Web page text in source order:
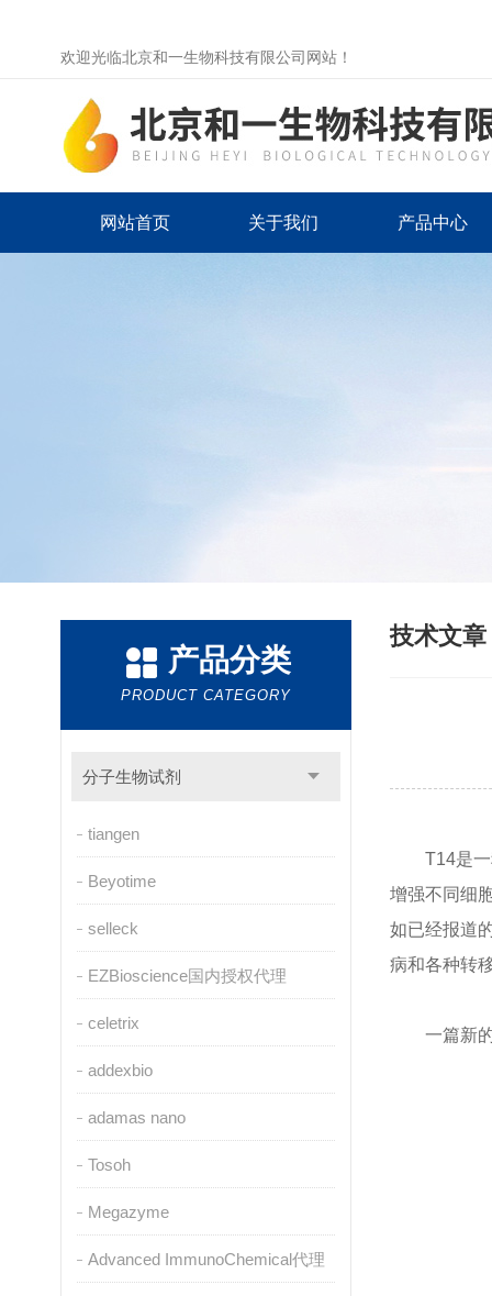
欢迎光临北京和一生物科技有限公司网站！
网站首页 关于我们 产品中心
产品分类
PRODUCT CATEGORY
分子生物试剂
tiangen
Beyotime
selleck
EZBioscience国内授权代理
celetrix
addexbio
adamas nano
Tosoh
Megazyme
Advanced ImmunoChemical代理
技术文章
T14是
增强不同细
如已经报道
病和各种转
一篇新